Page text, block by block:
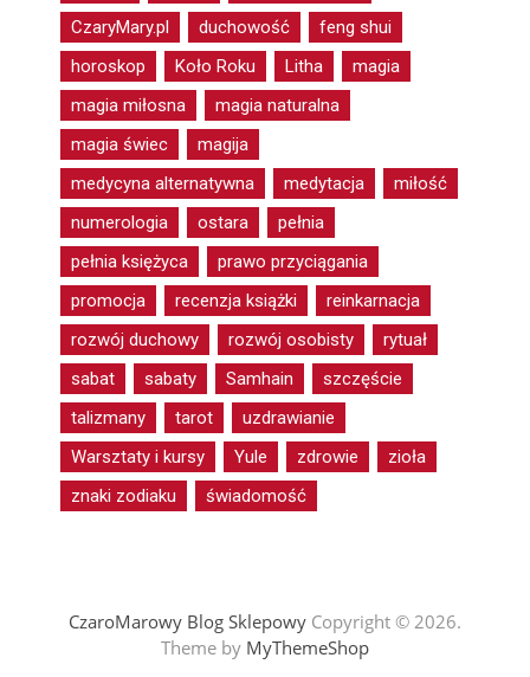
CzaryMary.pl
duchowość
feng shui
horoskop
Koło Roku Litha
magia
magia miłosna
magia naturalna
magia świec
magija
medycyna alternatywna
medytacja
miłość
numerologia
ostara
pełnia
pełnia księżyca
prawo przyciągania
promocja
recenzja książki
reinkarnacja
rozwój duchowy
rozwój osobisty
rytuał
sabat
sabaty Samhain
szczęście
talizmany
tarot
uzdrawianie
Warsztaty i kursy
Yule zdrowie
zioła
znaki zodiaku
świadomość
CzaroMarowy Blog SklepowyCopyright © 2026.
Theme by MyThemeShop